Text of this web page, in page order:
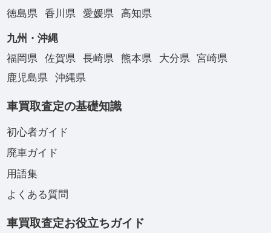
徳島県
香川県 愛媛県 高知県
九州・沖縄
福岡県
佐賀県 長崎県 熊本県 大分県
宮崎県
鹿児島県
沖縄県
車買取査定の基礎知識
初心者ガイド
廃車ガイド
用語集
よくある質問
車買取査定お役立ちガイド